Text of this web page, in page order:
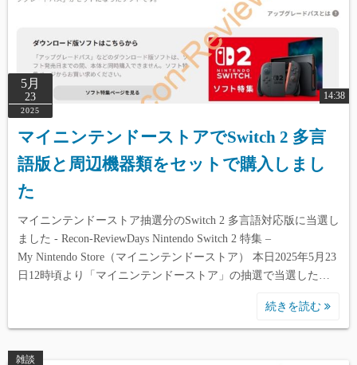
5月
23
2025
14:38
マイニンテンドーストアでSwitch 2 多言
語版と周辺機器類をセットで購入しまし
た
マイニンテンドーストア抽選分のSwitch 2 多言語対応版に当選し
ました - Recon-ReviewDays Nintendo Switch 2 特集 –
My Nintendo Store（マイニンテンドーストア） 本日2025年5月23
日12時頃より「マイニンテンドーストア」の抽選で当選した…
続きを読む
雑談